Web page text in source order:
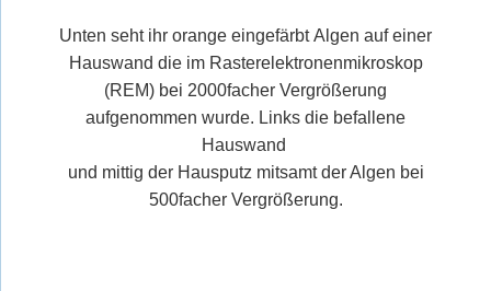
Unten seht ihr orange eingefärbt Algen auf einer
Hauswand die im Rasterelektronenmikroskop
(REM) bei 2000facher Vergrößerung
aufgenommen wurde. Links die befallene
Hauswand
und mittig der Hausputz mitsamt der Algen bei
500facher Vergrößerung.